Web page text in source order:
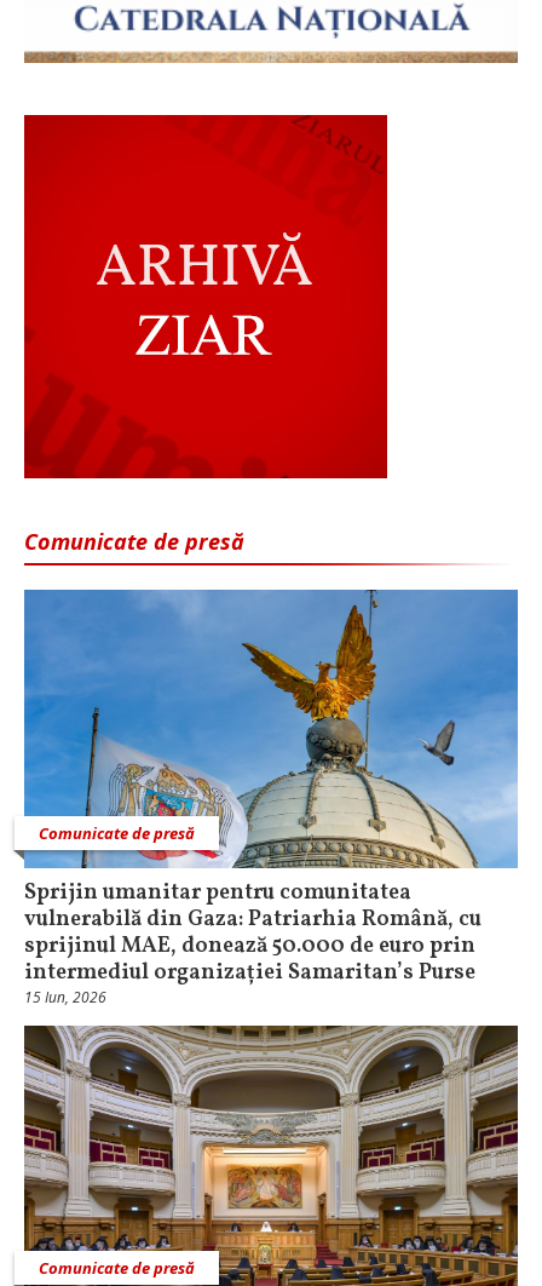
Comunicate de presă
Comunicate de presă
Sprijin umanitar pentru comunitatea
vulnerabilă din Gaza: Patriarhia Română, cu
sprijinul MAE, donează 50.000 de euro prin
intermediul organizației Samaritan’s Purse
15 Iun, 2026
Comunicate de presă